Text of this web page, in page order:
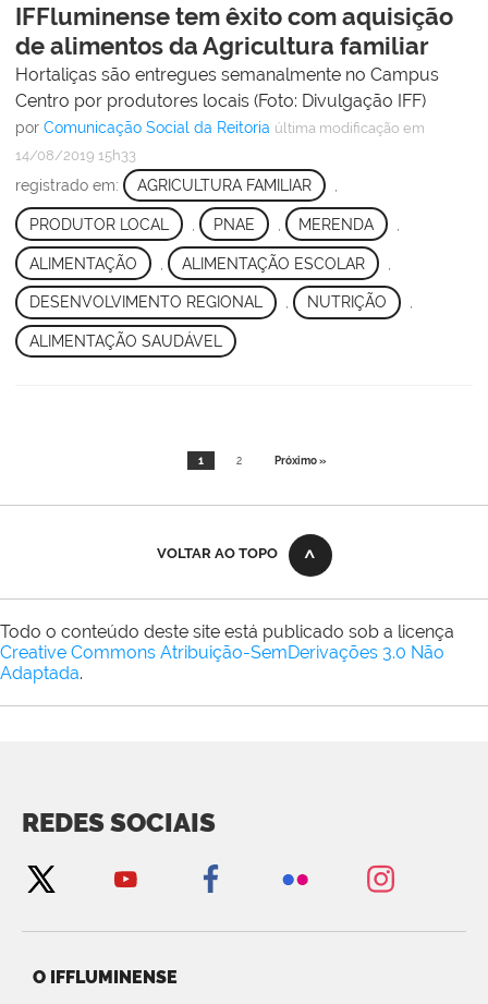
IFFluminense tem êxito com aquisição
de alimentos da Agricultura familiar
Hortaliças são entregues semanalmente no Campus
Centro por produtores locais (Foto: Divulgação IFF)
por Comunicação Social da Reitoria última modificação em
14/08/2019 15h33
registrado em: AGRICULTURA FAMILIAR
PRODUTOR LOCAL PNAE MERENDA
ALIMENTAÇÃO ALIMENTAÇÃO ESCOLAR
DESENVOLVIMENTO REGIONAL , NUTRIÇÃO ,
ALIMENTAÇÃO SAUDÁVEL
1 2 Próximo »
VOLTAR AO TOPO
Todo o conteúdo deste site está publicado sob a licença
Creative Commons Atribuição-SemDerivações 3.0 Não
Adaptada.
REDES SOCIAIS
O IFFLUMINENSE